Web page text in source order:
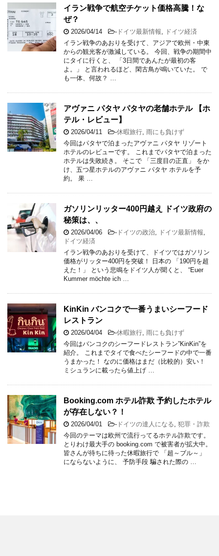
イラン戦争で航空チケット価格高騰！な
ぜ？
2026/04/14 - ドイツ最新情報
ドイツ経済
イラン戦争のあおりを受けて、アジアで欧州・中東
からの観光客が激減している。 今回、戦争の期間中
にタイに行くと、 「3日間であんたが最初の客
よ。」 と言われるほど、閑古鳥が鳴いていた。 で
も一体、何故？ …
アヴァニ パタヤ パタヤの老舗ホテル 【ホ
テル・レビュー】
2026/04/11 -休暇旅行 雨にも負けず
今回はパタヤで泊まったアヴァニ パタヤ リゾート
ホテルのレビューです。 これまでパタヤで泊まった
ホテルは失敗続き。 そこで 「三度目の正直」 をか
け、五つ星ホテルのアヴァニ パタヤ ホテルを予
約。 果 …
ガソリンリッター400円越え ドイツ政府の
秘策は、、
2026/04/06 - ドイツの政治 ドイツ最新情報
ドイツ経済
イラン戦争のあおりを受けて、ドイツではガソリン
価格がリッター400円を突破！ 日本の 「190円を超
えた！」 という悲鳴をドイツ人が聞くと、 “Euer
Kummer möchte ich …
KinKin バンコクで一番うまいシーフード
レストラン
2026/04/04 -休暇旅行 雨にも負けず
今回はバンコクのシーフードレストラン”KinKin”を
紹介。 これまでタイで食べたシーフードの中で一番
うまかった！ なのに価格はまだ（比較的）安い！
ミシュランに載ったら値上げ …
Booking.com ホテル詐欺 予約したホテル
が存在しない？！
2026/04/01 - ドイツの達人になる 犯罪・詐欺
今回のテーマは欧州で流行ってるホテル詐欺です。
とりわけ最大手の booking.com で被害者が拡大中。
皆さんが待ちに待った休暇旅行で 「超～ブル～」
にならないように、 予防手段 騙された際の …